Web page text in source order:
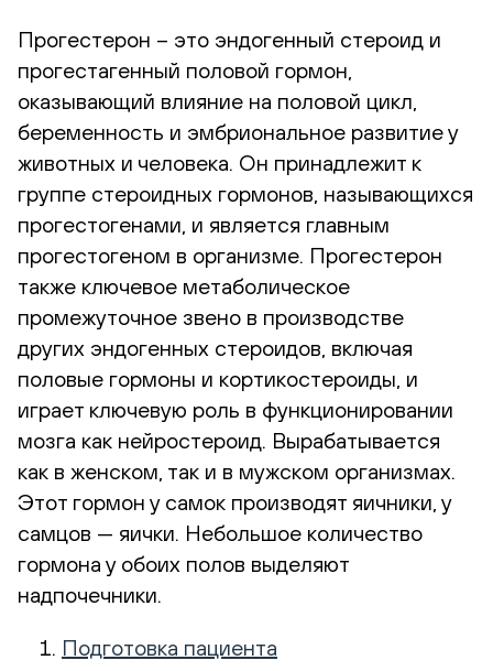
Прогестерон – это эндогенный стероид и
прогестагенный половой гормон,
оказывающий влияние на половой цикл,
беременность и эмбриональное развитие у
животных и человека. Он принадлежит к
группе стероидных гормонов, называющихся
прогестогенами, и является главным
прогестогеном в организме. Прогестерон
также ключевое метаболическое
промежуточное звено в производстве
других эндогенных стероидов, включая
половые гормоны и кортикостероиды, и
играет ключевую роль в функционировании
мозга как нейростероид. Вырабатывается
как в женском, так и в мужском организмах.
Этот гормон у самок производят яичники, у
самцов — яички. Небольшое количество
гормона у обоих полов выделяют
надпочечники.
Подготовка пациента